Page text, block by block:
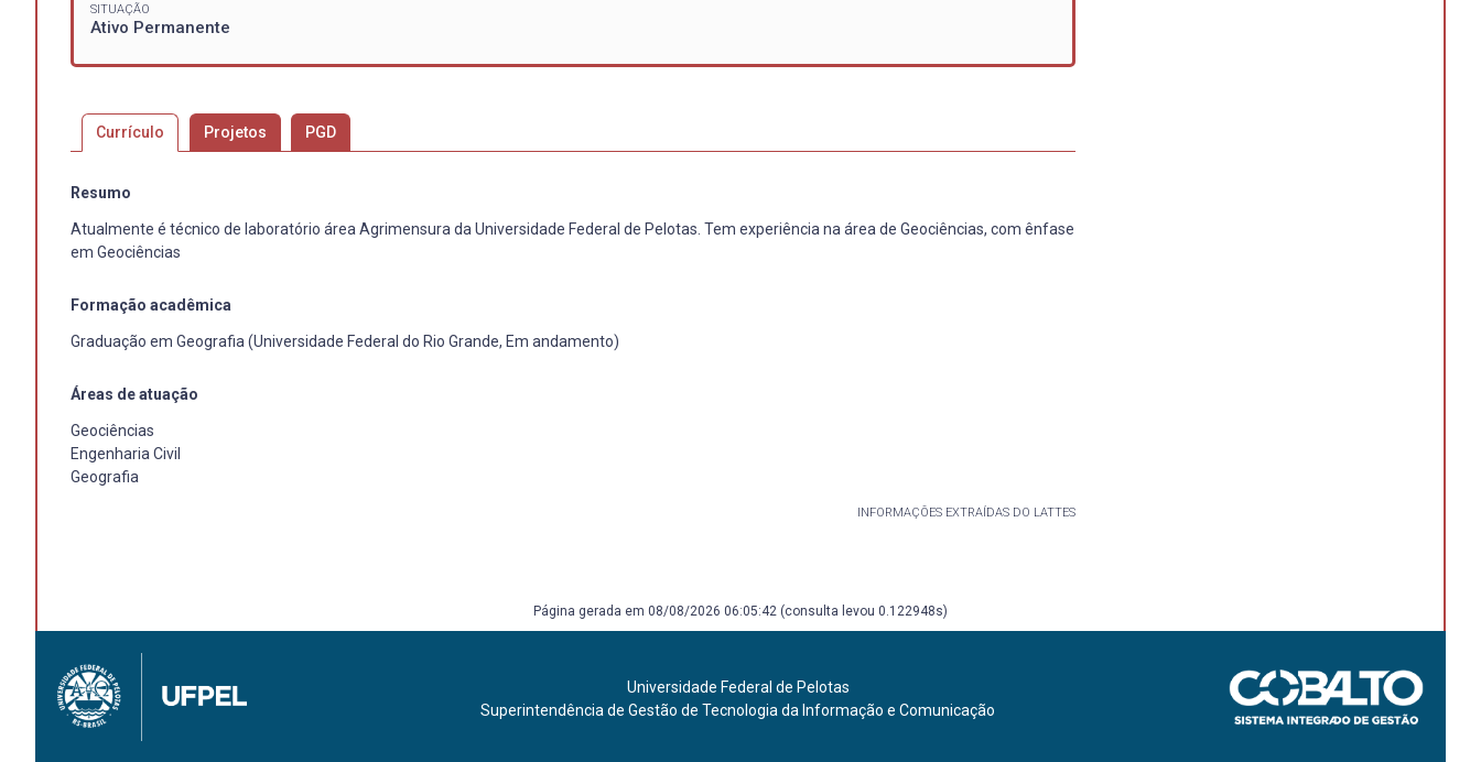
SITUAÇÃO
Ativo Permanente
Currículo Projetos PGD
Resumo
Atualmente é técnico de laboratório área Agrimensura da Universidade Federal de Pelotas. Tem experiência na área de Geociências, com ênfase
em Geociências
Formação acadêmica
Graduação em Geografia (Universidade Federal do Rio Grande, Em andamento)
Áreas de atuação
Geociências
Engenharia Civil
Geografia
INFORMAÇÕES EXTRAÍDAS DO LATTES
Página gerada em 08/08/2026 06:05:42 (consulta levou 0.122948s)
Universidade Federal de Pelotas
Superintendência de Gestão de Tecnologia da Informação e Comunicação